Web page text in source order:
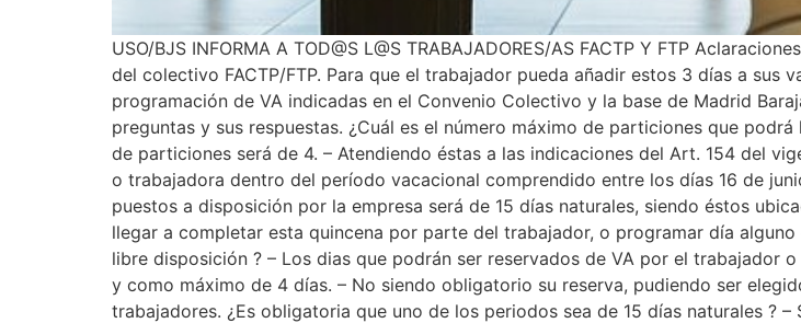
USO/BJS INFORMA A TOD@S L@S TRABAJADORES/AS FACTP Y FTP
del colectivo FACTP/FTP. Para que el trabajador pueda añadir estos 3 días a sus
programación de VA indicadas en el Convenio Colectivo y la base de Madrid
preguntas y sus respuestas. ¿Cuál es el número máximo de particiones que
de particiones será de 4. – Atendiendo éstas a las indicaciones del Art. 154 del
o trabajadora dentro del período vacacional comprendido entre los días 16 de
puestos a disposición por la empresa será de 15 días naturales, siendo éstos
llegar a completar esta quincena por parte del trabajador, o programar día
libre disposición ? – Los dias que podrán ser reservados de VA por el trabajador
y como máximo de 4 días. – No siendo obligatorio su reserva, pudiendo ser
trabajadores. ¿Es obligatoria que uno de los periodos sea de 15 días naturales ?